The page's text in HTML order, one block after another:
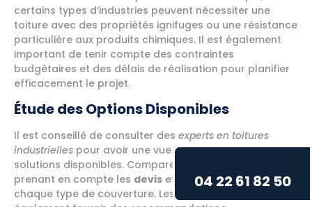
certains types d’industries peuvent nécessiter une
toiture avec des propriétés ignifuges ou une résistance
particulière aux produits chimiques. Il est également
important de tenir compte des contraintes
budgétaires et des délais de réalisation pour planifier
efficacement le projet.
Étude des Options Disponibles
Il est conseillé de consulter des experts en toitures
industrielles pour avoir une vue d’ensemble des
solutions disponibles. Comparez les options en
prenant en compte les devis et les avantages de
chaque type de couverture. Les experts peuvent
04 22 61 82 50